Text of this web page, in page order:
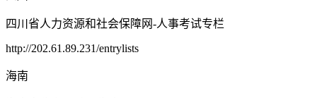
四川省人力资源和社会保障网-人事考试专栏
http://202.61.89.231/entrylists
海南